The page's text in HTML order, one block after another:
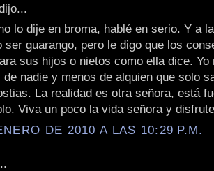
lo dije en broma, hablé en serio. Y a
ser guarango, pero le digo que los
sus hijos o nietos como ella dice. Yo
de nadie y menos de alquien que solo
La realidad es otra señora, está
Viva un poco la vida señora y
DE 2010 A LAS 10:29 P.M.